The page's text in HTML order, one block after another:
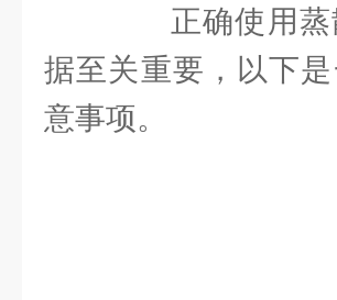
正确使用蒸
据至关重要，以下
意事项。